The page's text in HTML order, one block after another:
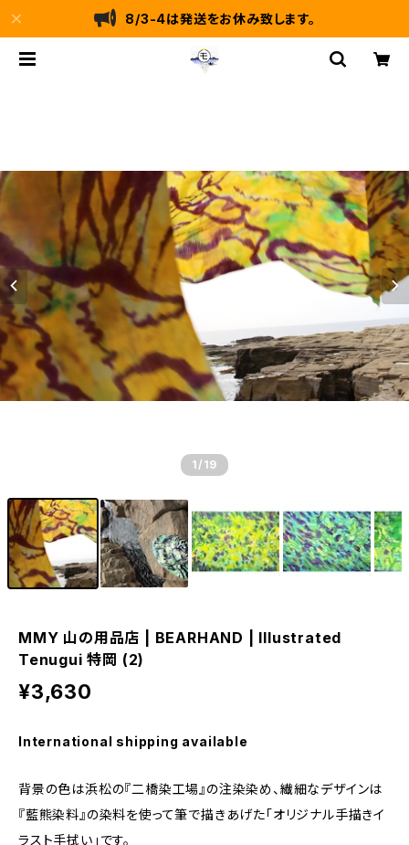
8/3-4は発送をお休み致します。
1 /19
MMY 山の用品店 | BEARHAND | Illustrated
Tenugui 特岡 (2)
¥3,630
International shipping available
背景の色は浜松の『二橋染工場』の注染染め、繊細なデザインは
『藍熊染料』の染料を使って筆で描きあげた「オリジナル手描きイ
ラスト手拭い」です。